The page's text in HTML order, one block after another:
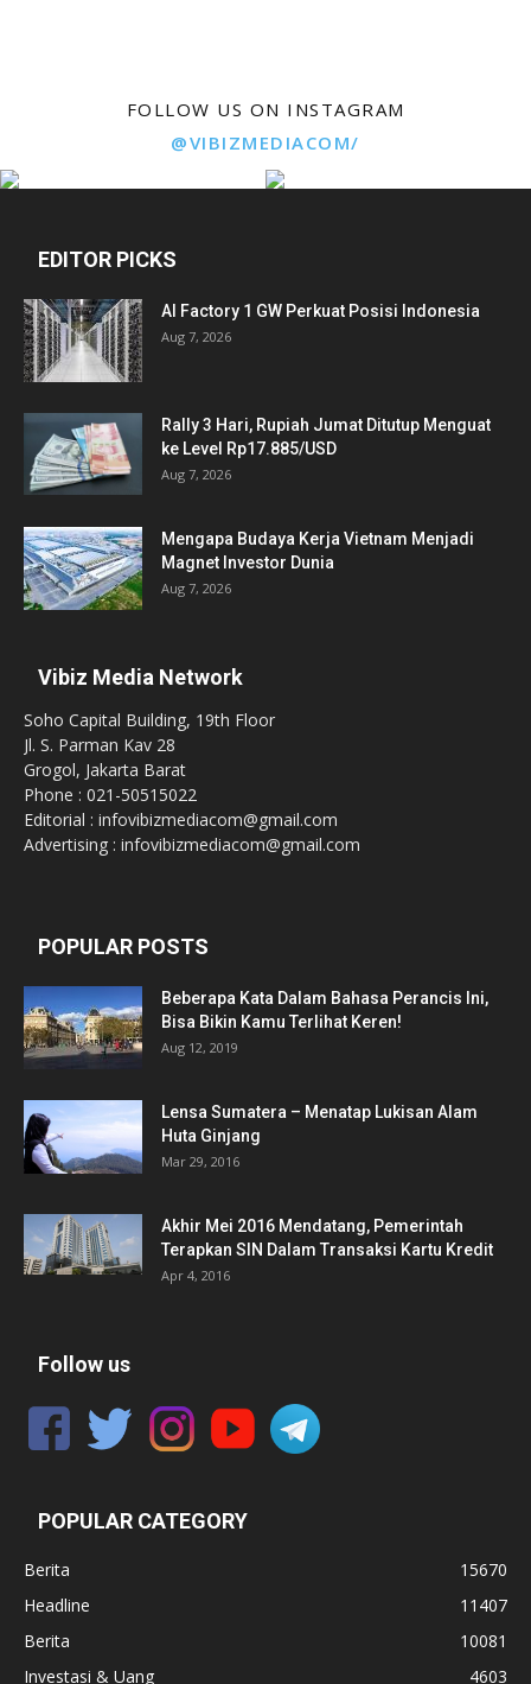
FOLLOW US ON INSTAGRAM
@VIBIZMEDIACOM/
EDITOR PICKS
AI Factory 1 GW Perkuat Posisi Indonesia
Aug 7, 2026
Rally 3 Hari, Rupiah Jumat Ditutup Menguat
ke Level Rp17.885/USD
Aug 7, 2026
Mengapa Budaya Kerja Vietnam Menjadi
Magnet Investor Dunia
Aug 7, 2026
Vibiz Media Network
Soho Capital Building, 19th Floor
Jl. S. Parman Kav 28
Grogol, Jakarta Barat
Phone : 021-50515022
Editorial : infovibizmediacom@gmail.com
Advertising : infovibizmediacom@gmail.com
POPULAR POSTS
Beberapa Kata Dalam Bahasa Perancis Ini,
Bisa Bikin Kamu Terlihat Keren!
Aug 12, 2019
Lensa Sumatera – Menatap Lukisan Alam
Huta Ginjang
Mar 29, 2016
Akhir Mei 2016 Mendatang, Pemerintah
Terapkan SIN Dalam Transaksi Kartu Kredit
Apr 4, 2016
Follow us
POPULAR CATEGORY
Berita
15670
Headline
11407
Berita
10081
Investasi & Uang
4603